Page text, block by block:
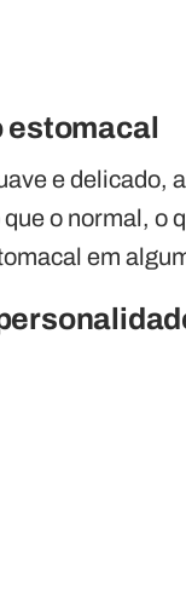
e delicado,
o normal, o
em